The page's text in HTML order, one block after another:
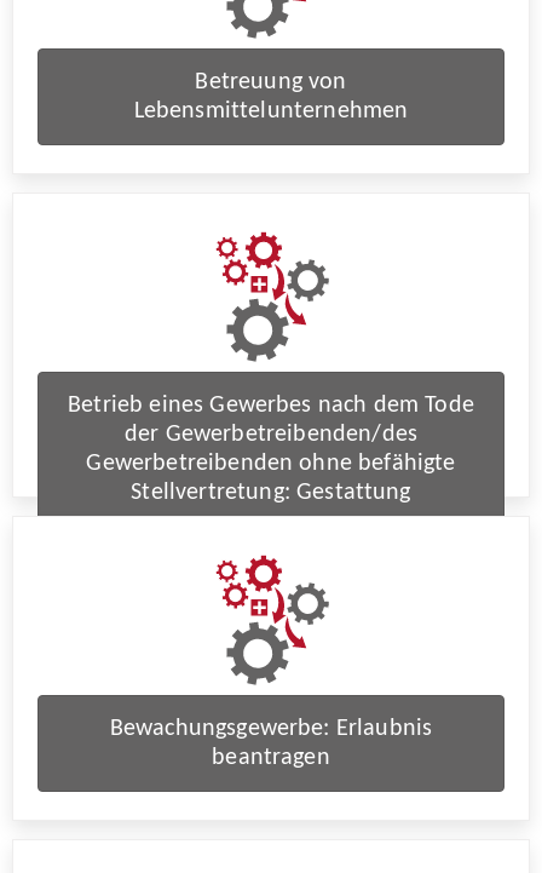
Betreuung von
Lebensmittelunternehmen
Betrieb eines Gewerbes nach dem Tode
der Gewerbetreibenden/des
Gewerbetreibenden ohne befähigte
Stellvertretung: Gestattung
Bewachungsgewerbe: Erlaubnis
beantragen